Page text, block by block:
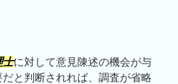
士に対して意見陳述の機会が与
と判断されれば、調査が省略